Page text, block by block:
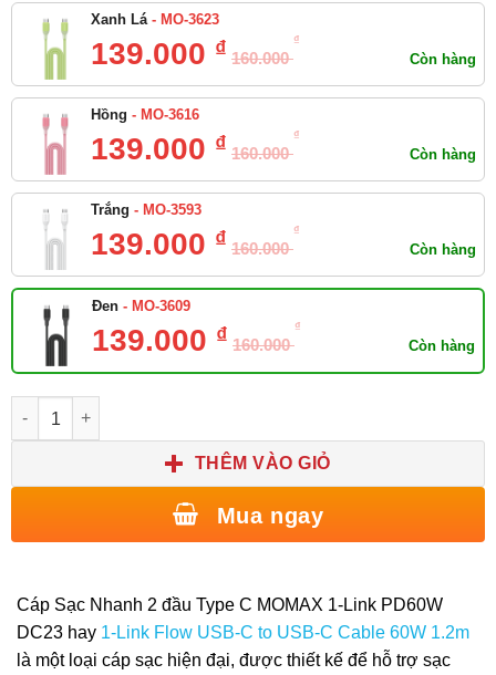
Xanh Lá - MO-3623
139.000 ₫ 160.000
₫
Còn hàng
Hồng - MO-3616
139.000 ₫ 160.000
₫
Còn hàng
Trắng - MO-3593
139.000 ₫ 160.000
₫
Còn hàng
Đen - MO-3609
139.000 ₫ 160.000
₫
Còn hàng
THÊM VÀO GIỎ
Mua ngay
Cáp Sạc Nhanh 2 đầu Type C MOMAX 1-Link PD60W
DC23 hay 1-Link Flow USB-C to USB-C Cable 60W 1.2m
là một loại cáp sạc hiện đại, được thiết kế để hỗ trợ sạc